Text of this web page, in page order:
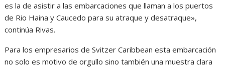
es la de asistir a las embarcaciones que llaman a los puertos
de Rio Haina y Caucedo para su atraque y desatraque»,
continúa Rivas.
Para los empresarios de Svitzer Caribbean esta embarcación
no solo es motivo de orgullo sino también una muestra clara